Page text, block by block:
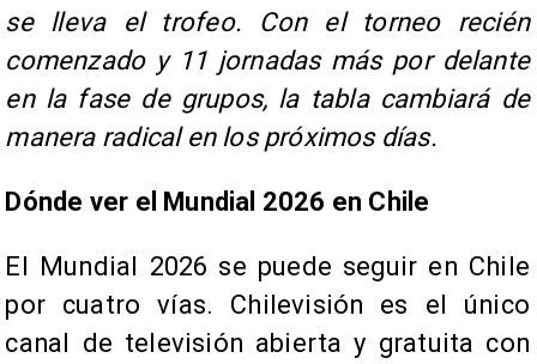
se lleva el trofeo. Con el torneo recién
comenzado y 11 jornadas más por delante
en la fase de grupos, la tabla cambiará de
manera radical en los próximos días.
Dónde ver el Mundial 2026 en Chile
El Mundial 2026 se puede seguir en Chile
por cuatro vías. Chilevisión es el único
canal de televisión abierta y gratuita con